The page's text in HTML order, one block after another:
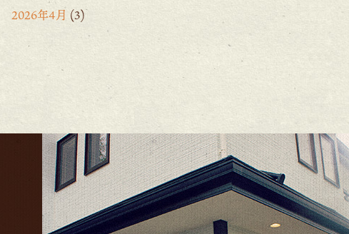
2026年4月 (3)
2026年3月
2026年2月
2025年12月(15)
2025年11月(8)
2025年10月(6)
2025年9月(11)